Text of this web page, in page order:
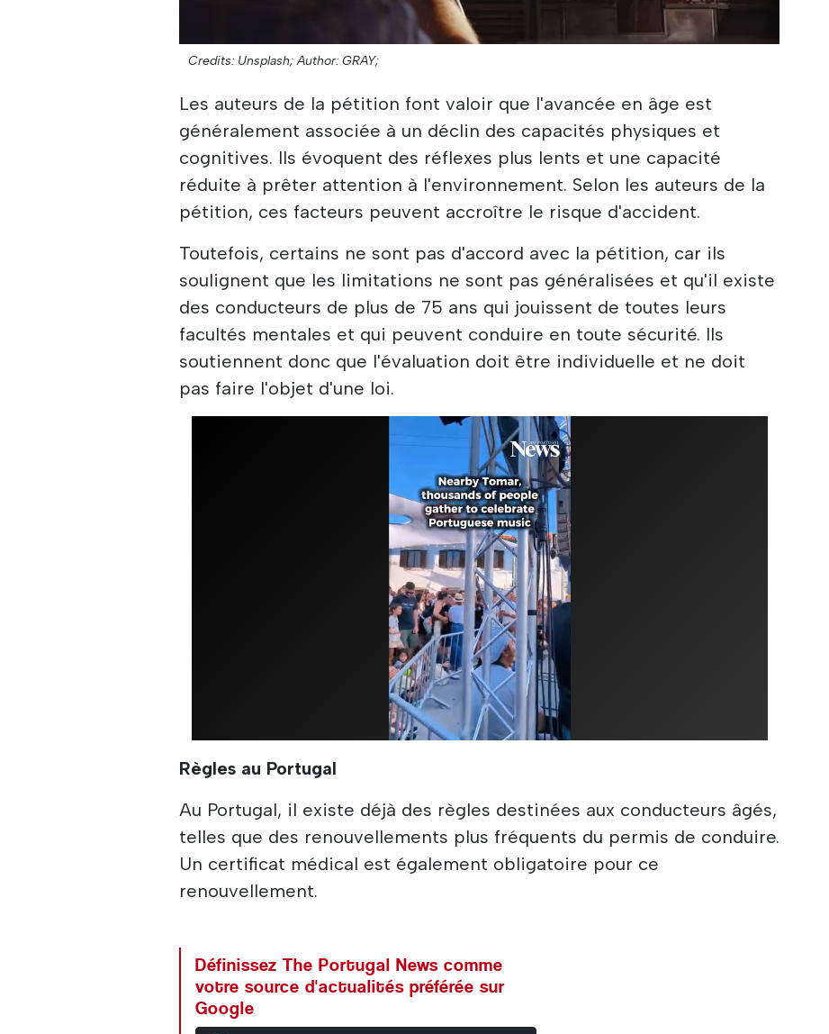
Credits: Unsplash; Author: GRAY;
Les auteurs de la pétition font valoir que l'avancée en âge est
généralement associée à un déclin des capacités physiques et
cognitives. Ils évoquent des réflexes plus lents et une capacité
réduite à prêter attention à l'environnement. Selon les auteurs de la
pétition, ces facteurs peuvent accroître le risque d'accident.
Toutefois, certains ne sont pas d'accord avec la pétition, car ils
soulignent que les limitations ne sont pas généralisées et qu'il existe
des conducteurs de plus de 75 ans qui jouissent de toutes leurs
facultés mentales et qui peuvent conduire en toute sécurité. Ils
soutiennent donc que l'évaluation doit être individuelle et ne doit
pas faire l'objet d'une loi.
Règles au Portugal
Au Portugal, il existe déjà des règles destinées aux conducteurs âgés,
telles que des renouvellements plus fréquents du permis de conduire.
Un certificat médical est également obligatoire pour ce
renouvellement.
Définissez The Portugal News comme
votre source d'actualités préférée sur
Google